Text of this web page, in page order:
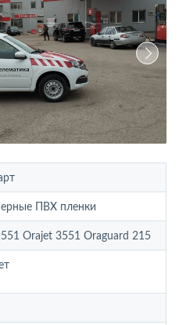
ПВХ пленки
Orajet 3551 Oraguard 215